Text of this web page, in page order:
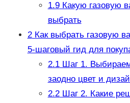
1.9Какую газовую
выбрать
2Как выбрать газовую
5-шаговый гид для
2.1Шаг 1.
заодно цвет и
2.2Шаг 2. Какие